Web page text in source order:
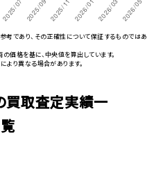
考であり、その正確性について保証するものではあ
格を基に、中央値を算出しています。
り異なる場合があります。
買取査定実績一
覧